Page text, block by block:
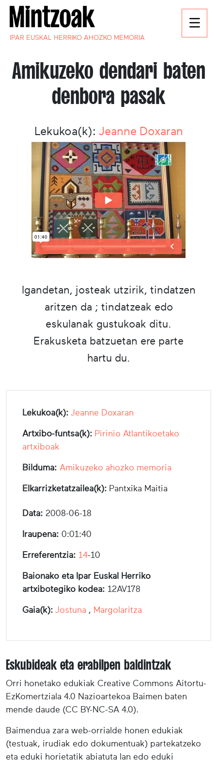
IPAR EUSKAL HERRIKO AHOZKO MEMORIA
Amikuzeko dendari baten
denbora pasak
Lekukoa(k): Jeanne Doxaran
Igandetan, josteak utzirik, tindatzen
aritzen da ; tindatzeak edo
eskulanak gustukoak ditu.
Erakusketa batzuetan ere parte
hartu du.
Lekukoa(k): Jeanne Doxaran
Artxibo-funtsa(k): Pirinio Atlantikoetako
artxiboak
Bilduma: Amikuzeko ahozko memoria
Elkarrizketatzailea(k): Pantxika Maitia
Data: 2008-06-18
Iraupena: 0:01:40
Erreferentzia: 14-10
Baionako eta Ipar Euskal Herriko
artxibotegiko kodea: 12AV178
Gaia(k): Jostuna , Margolaritza
Eskubideak eta erabilpen baldintzak
Orri honetako edukiak Creative Commons Aitortu-
EzKomertziala 4.0 Nazioartekoa Baimen baten
mende daude (CC BY-NC-SA 4.0).
Baimendua zara web-orrialde honen edukiak
(testuak, irudiak edo dokumentuak) partekatzeko
eta eduki horietatik abiatuta lan edo eduki